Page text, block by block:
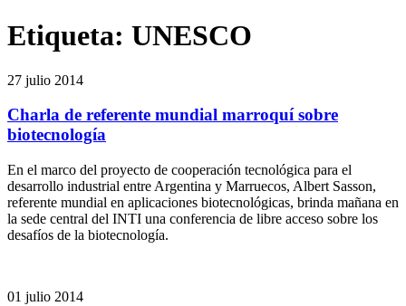
Etiqueta: UNESCO
27 julio 2014
Charla de referente mundial marroquí sobre
biotecnología
En el marco del proyecto de cooperación tecnológica para el
desarrollo industrial entre Argentina y Marruecos, Albert Sasson,
referente mundial en aplicaciones biotecnológicas, brinda mañana en
la sede central del INTI una conferencia de libre acceso sobre los
desafíos de la biotecnología.
01 julio 2014